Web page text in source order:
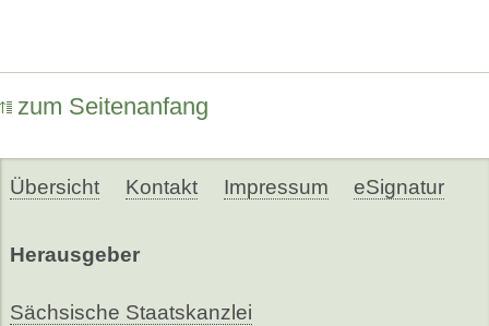
zum Seitenanfang
Übersicht Kontakt Impressum eSignatur
Herausgeber
Sächsische Staatskanzlei